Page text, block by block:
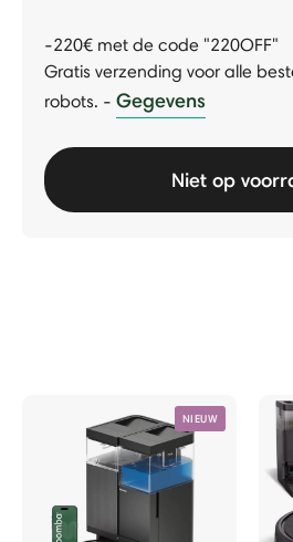
-220€ met de code "220OFF"
Gratis verzending voor alle
robots. - Gegevens
Niet op
NIEUW